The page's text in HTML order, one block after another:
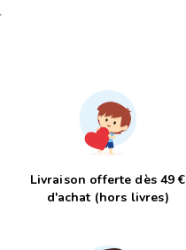
Livraison offerte dès 49 €
d'achat (hors livres)